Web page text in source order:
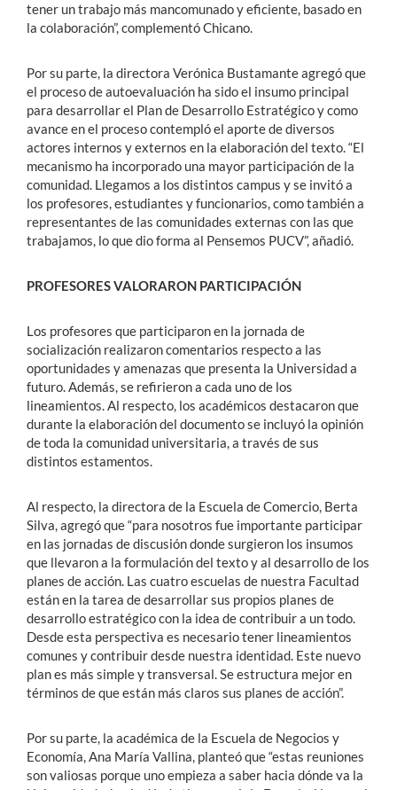
tener un trabajo más mancomunado y eficiente, basado en
la colaboración”, complementó Chicano.
Por su parte, la directora Verónica Bustamante agregó que
el proceso de autoevaluación ha sido el insumo principal
para desarrollar el Plan de Desarrollo Estratégico y como
avance en el proceso contempló el aporte de diversos
actores internos y externos en la elaboración del texto. “El
mecanismo ha incorporado una mayor participación de la
comunidad. Llegamos a los distintos campus y se invitó a
los profesores, estudiantes y funcionarios, como también a
representantes de las comunidades externas con las que
trabajamos, lo que dio forma al Pensemos PUCV”, añadió.
PROFESORES VALORARON PARTICIPACIÓN
Los profesores que participaron en la jornada de
socialización realizaron comentarios respecto a las
oportunidades y amenazas que presenta la Universidad a
futuro. Además, se refirieron a cada uno de los
lineamientos. Al respecto, los académicos destacaron que
durante la elaboración del documento se incluyó la opinión
de toda la comunidad universitaria, a través de sus
distintos estamentos.
Al respecto, la directora de la Escuela de Comercio, Berta
Silva, agregó que “para nosotros fue importante participar
en las jornadas de discusión donde surgieron los insumos
que llevaron a la formulación del texto y al desarrollo de los
planes de acción. Las cuatro escuelas de nuestra Facultad
están en la tarea de desarrollar sus propios planes de
desarrollo estratégico con la idea de contribuir a un todo.
Desde esta perspectiva es necesario tener lineamientos
comunes y contribuir desde nuestra identidad. Este nuevo
plan es más simple y transversal. Se estructura mejor en
términos de que están más claros sus planes de acción”.
Por su parte, la académica de la Escuela de Negocios y
Economía, Ana María Vallina, planteó que “estas reuniones
son valiosas porque uno empieza a saber hacia dónde va la